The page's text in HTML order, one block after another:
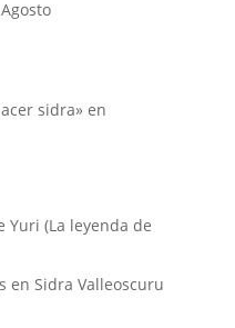
sidra» en
Yuri (La leyenda de
en Sidra Valleoscuru